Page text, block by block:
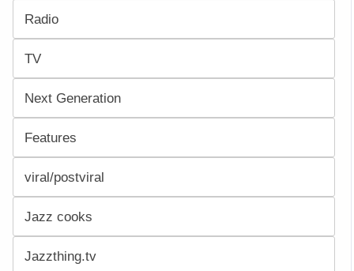
Radio
TV
Next Generation
Features
viral/postviral
Jazz cooks
Jazzthing.tv